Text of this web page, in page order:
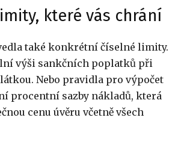
které vás chrání
také konkrétní číselné limity.
výši sankčních poplatků při
Nebo pravidla pro výpočet
procentní sazby nákladů, která
cenu úvěru včetně všech